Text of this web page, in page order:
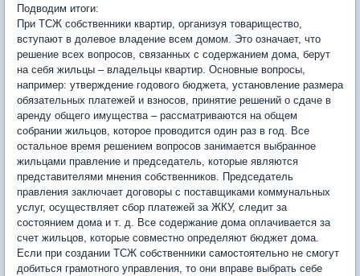
Подводим итоги:
При ТСЖ собственники квартир, организуя товарищество,
вступают в долевое владение всем домом. Это означает, что
решение всех вопросов, связанных с содержанием дома, берут
на себя жильцы – владельцы квартир. Основные вопросы,
например: утверждение годового бюджета, установление размера
обязательных платежей и взносов, принятие решений о сдаче в
аренду общего имущества – рассматриваются на общем
собрании жильцов, которое проводится один раз в год. Все
остальное время решением вопросов занимается выбранное
жильцами правление и председатель, которые являются
представителями мнения собственников. Председатель
правления заключает договоры с поставщиками коммунальных
услуг, осуществляет сбор платежей за ЖКУ, следит за
состоянием дома и т. д. Все содержание дома оплачивается за
счет жильцов, которые совместно определяют бюджет дома.
Если при создании ТСЖ собственники самостоятельно не смогут
добиться грамотного управления, то они вправе выбрать себе